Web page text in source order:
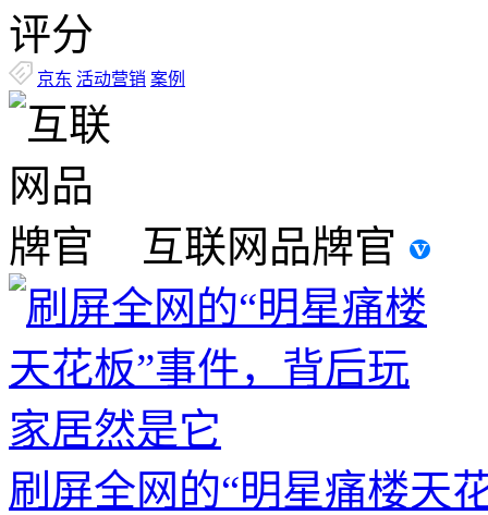
评分
京东 活动营销 案例
互联网品牌官
刷屏全网的“明星痛楼天